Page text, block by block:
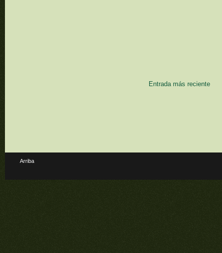
Entrada más reciente
Arriba